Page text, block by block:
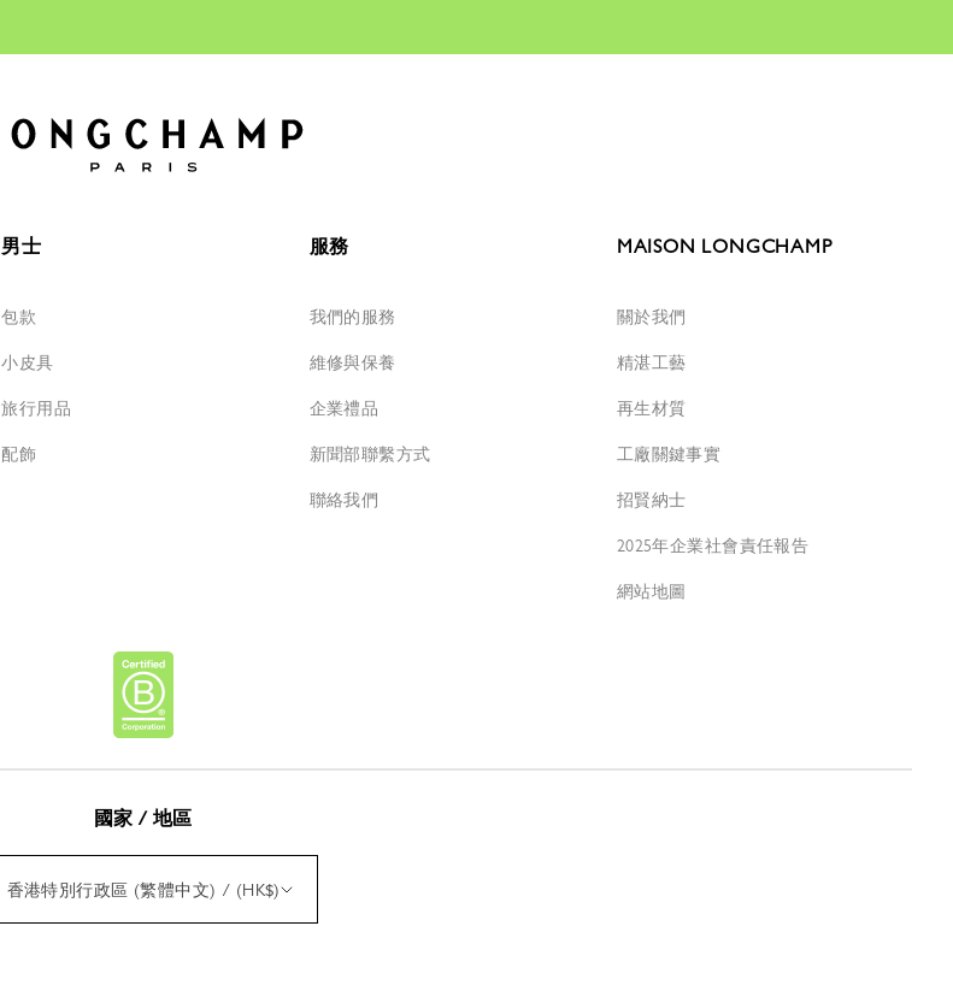
男士
包款
小皮具
旅行用品
配飾
服務
我們的服務
維修與保養
企業禮品
新聞部聯繫方式
聯絡我們
MAISON LONGCHAMP
關於我們
精湛工藝
再生材質
工廠關鍵事實
招賢納士
2025年企業社會責任報告
網站地圖
國家 / 地區
香港特別行政區 (繁體中文) / (HK$)